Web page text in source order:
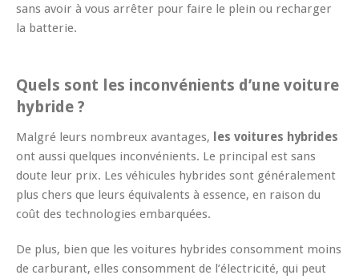
sans avoir à vous arrêter pour faire le plein ou recharger
la batterie.
Quels sont les inconvénients d’une voiture
hybride ?
Malgré leurs nombreux avantages,
les voitures hybrides
ont aussi quelques inconvénients. Le principal est sans
doute leur prix. Les véhicules hybrides sont généralement
plus chers que leurs équivalents à essence, en raison du
coût des technologies embarquées.
De plus, bien que les voitures hybrides consomment moins
de carburant, elles consomment de l’électricité, qui peut